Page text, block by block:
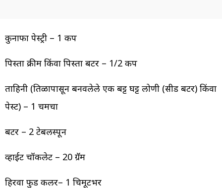
कुनाफा पेस्ट्री – 1 कप
पिस्ता क्रीम किंवा पिस्ता बटर – 1/2 कप
ताहिनी (तिळापासून बनवलेले एक बट्ट घट्ट लोणी (सीड बटर) किंवा
पेस्ट) – 1 चमचा
बटर – 2 टेबलस्पून
व्हाईट चॉकलेट – 20 ग्रॅम
हिरवा फुड कलर– 1 चिमूटभर